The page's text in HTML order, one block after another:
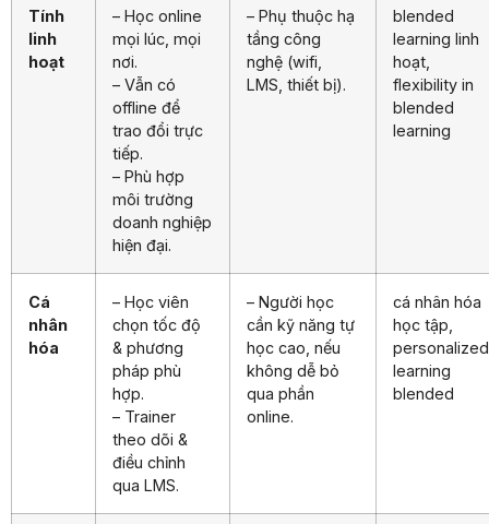
Tính
linh
hoạt
– Học online
mọi lúc, mọi
nơi.
– Vẫn có
offline để
trao đổi trực
tiếp.
– Phù hợp
môi trường
doanh nghiệp
hiện đại.
– Phụ thuộc hạ
tầng công
nghệ (wifi,
LMS, thiết bị).
blended
learning linh
hoạt,
flexibility in
blended
learning
Cá
nhân
hóa
– Học viên
chọn tốc độ
& phương
pháp phù
hợp.
– Trainer
theo dõi &
điều chỉnh
qua LMS.
– Người học
cần kỹ năng tự
học cao, nếu
không dễ bỏ
qua phần
online.
cá nhân hóa
học tập,
personalized
learning
blended